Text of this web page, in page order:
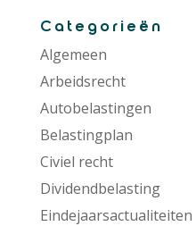
Categorieën
Algemeen
Arbeidsrecht
Autobelastingen
Belastingplan
Civiel recht
Dividendbelasting
Eindejaarsactualiteiten